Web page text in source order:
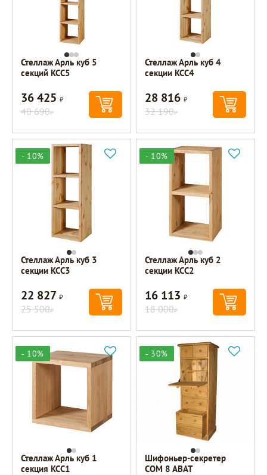
Стеллаж Арль куб 5
секций KCC5
36 425Р
40 690Р
Стеллаж Арль куб 4
секции KCC4
28 816Р
32 190Р
- 10%
Стеллаж Арль куб 3
секции KCC3
22 827Р
25 500Р
- 10%
Стеллаж Арль куб 2
секции KCC2
16 113Р
18 000Р
- 10%
Стеллаж Арль куб 1
секция KCC1
- 30%
Шифоньер-секретер
COM 8 ABAT